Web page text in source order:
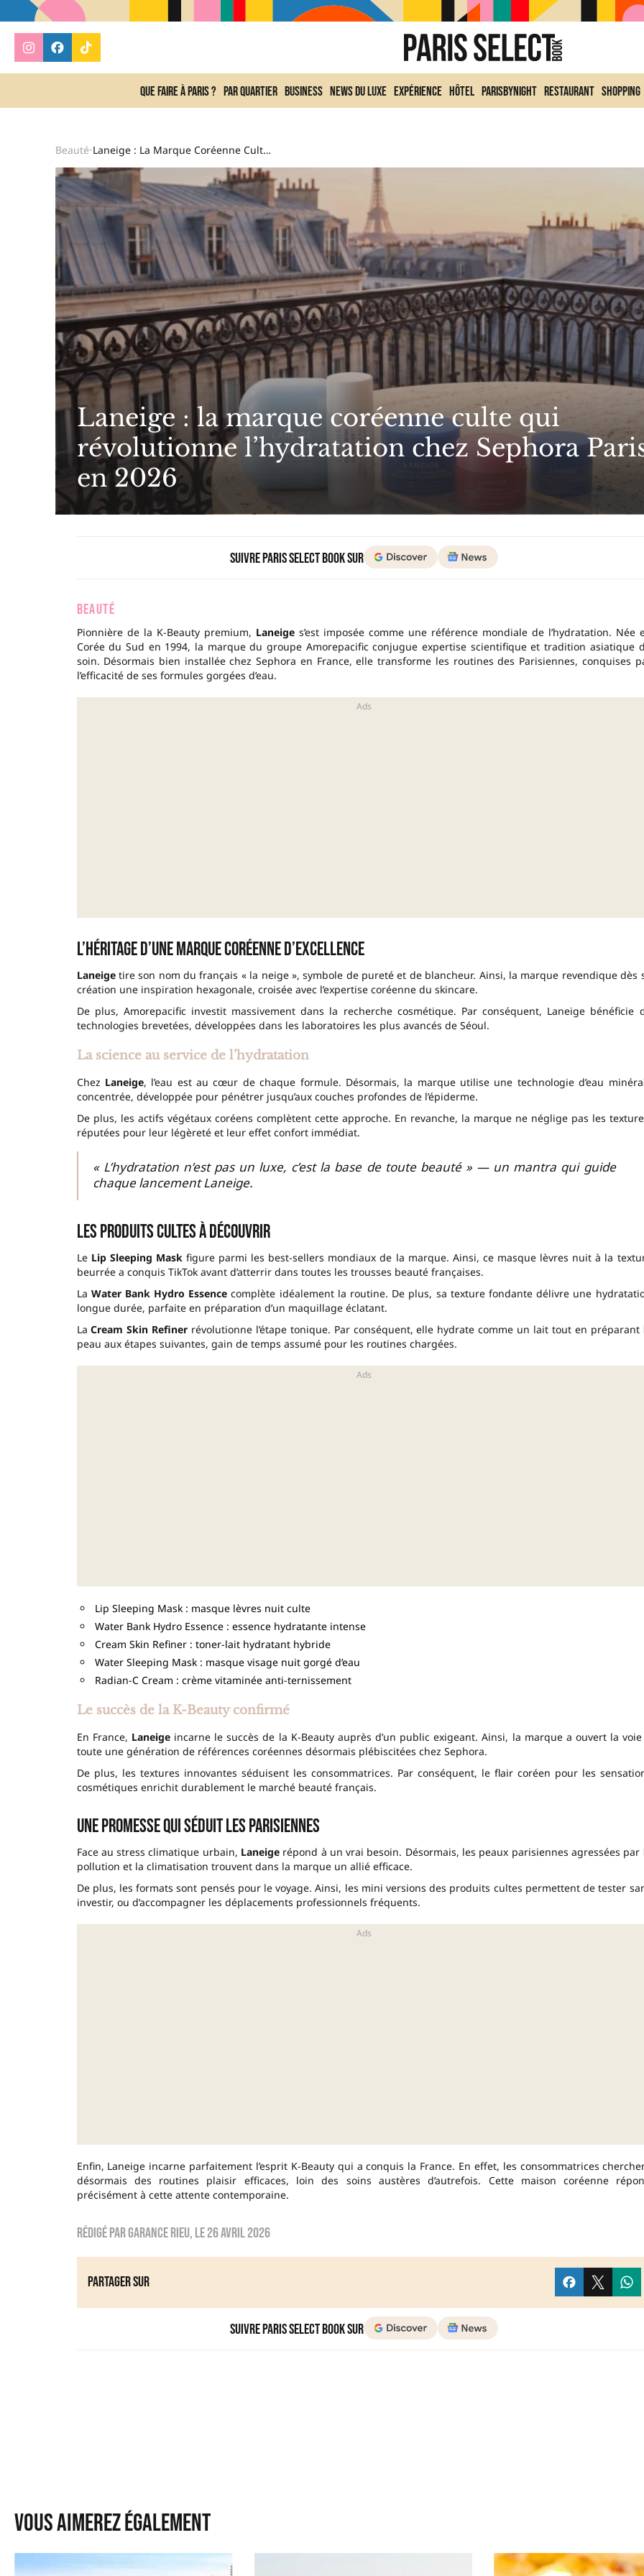
Que faire à Paris ? Par quartier Business News du Luxe Expérience Hôtel ParisByNight Restaurant Shopping
Beauté• Laneige : La Marque Coréenne Culte Qui Révolutionne L’hydratation Chez Sephora Paris En 2026
Laneige : la marque coréenne culte qui
révolutionne l’hydratation chez Sephora
en 2026
Suivre Paris Select Book sur
BEAUTÉ
Pionnière de la K-Beauty premium, Laneiges’est imposée comme une référence mondiale de l’hydratation. Née
Corée du Sud en 1994, la marque du groupe Amorepacific conjugue expertise scientifique et tradition asiatique
soin. Désormais bien installée chez Sephora en France, elle transforme les routines des Parisiennes, conquises
l’efficacité de ses formules gorgées d’eau.
L’héritage d’une marque coréenne d’excellence
Laneigetire son nom du français « la neige », symbole de pureté et de blancheur. Ainsi, la marque revendique dès
création une inspiration hexagonale, croisée avec l’expertise coréenne du skincare.
De plus, Amorepacific investit massivement dans la recherche cosmétique. Par conséquent, Laneige bénéficie
technologies brevetées, développées dans les laboratoires les plus avancés de Séoul.
La science au service de l’hydratation
Chez Laneige, l’eau est au cœur de chaque formule. Désormais, la marque utilise une technologie d’eau
concentrée, développée pour pénétrer jusqu’aux couches profondes de l’épiderme.
De plus, les actifs végétaux coréens complètent cette approche. En revanche, la marque ne néglige pas les
réputées pour leur légèreté et leur effet confort immédiat.
« L’hydratation n’est pas un luxe, c’est la base de toute beauté » — un mantra qui guide
chaque lancement Laneige.
Les produits cultes à découvrir
Le Lip Sleeping Maskfigure parmi les best-sellers mondiaux de la marque. Ainsi, ce masque lèvres nuit à la
beurrée a conquis TikTok avant d’atterrir dans toutes les trousses beauté françaises.
La Water Bank Hydro Essence complète idéalement la routine. De plus, sa texture fondante délivre une
longue durée, parfaite en préparation d’un maquillage éclatant.
LaCream Skin Refiner révolutionne l’étape tonique. Par conséquent, elle hydrate comme un lait tout en préparant
peau aux étapes suivantes, gain de temps assumé pour les routines chargées.
Lip Sleeping Mask : masque lèvres nuit culte
Water Bank Hydro Essence : essence hydratante intense
Cream Skin Refiner : toner-lait hydratant hybride
Water Sleeping Mask : masque visage nuit gorgé d’eau
Radian-C Cream : crème vitaminée anti-ternissement
Le succès de la K-Beauty confirmé
En France, Laneigeincarne le succès de la K-Beauty auprès d’un public exigeant. Ainsi, la marque a ouvert la
toute une génération de références coréennes désormais plébiscitées chez Sephora.
De plus, les textures innovantes séduisent les consommatrices. Par conséquent, le flair coréen pour les
cosmétiques enrichit durablement le marché beauté français.
Une promesse qui séduit les Parisiennes
Face au stress climatique urbain, Laneigerépond à un vrai besoin. Désormais, les peaux parisiennes agressées par
pollution et la climatisation trouvent dans la marque un allié efficace.
De plus, les formats sont pensés pour le voyage. Ainsi, les mini versions des produits cultes permettent de tester
investir, ou d’accompagner les déplacements professionnels fréquents.
Enfin, Laneige incarne parfaitement l’esprit K-Beauty qui a conquis la France. En effet, les consommatrices
désormais des routines plaisir efficaces, loin des soins austères d’autrefois. Cette maison coréenne
précisément à cette attente contemporaine.
Rédigé parGarance Rieu, le26 avril 2026
Partager sur
Suivre Paris Select Book sur
Vous aimerez également